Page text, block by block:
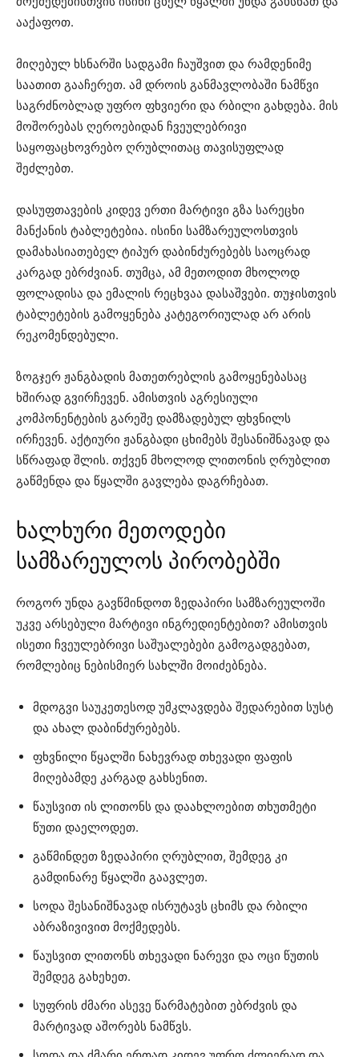
ააქაფოთ.
მიღებულ ხსნარში სადგამი ჩაუშვით და რამდენიმე
საათით გააჩერეთ. ამ დროის განმავლობაში ნამწვი
საგრძნობლად უფრო ფხვიერი და რბილი გახდება. მის
მოშორებას ღეროებიდან ჩვეულებრივი
საყოფაცხოვრებო ღრუბლითაც თავისუფლად
შეძლებთ.
დასუფთავების კიდევ ერთი მარტივი გზა სარეცხი
მანქანის ტაბლეტებია. ისინი სამზარეულოსთვის
დამახასიათებელ ტიპურ დაბინძურებებს საოცრად
კარგად ებრძვიან. თუმცა, ამ მეთოდით მხოლოდ
ფოლადისა და ემალის რეცხვაა დასაშვები. თუჯისთვის
ტაბლეტების გამოყენება კატეგორიულად არ არის
რეკომენდებული.
ზოგჯერ ჟანგბადის მათეთრებლის გამოყენებასაც
ხშირად გვირჩევენ. ამისთვის აგრესიული
კომპონენტების გარეშე დამზადებულ ფხვნილს
ირჩევენ. აქტიური ჟანგბადი ცხიმებს შესანიშნავად და
სწრაფად შლის. თქვენ მხოლოდ ლითონის ღრუბლით
გაწმენდა და წყალში გავლება დაგრჩებათ.
ხალხური მეთოდები
სამზარეულოს პირობებში
როგორ უნდა გავწმინდოთ ზედაპირი სამზარეულოში
უკვე არსებული მარტივი ინგრედიენტებით? ამისთვის
ისეთი ჩვეულებრივი საშუალებები გამოგადგებათ,
რომლებიც ნებისმიერ სახლში მოიძებნება.
მდოგვი საუკეთესოდ უმკლავდება შედარებით სუსტ
და ახალ დაბინძურებებს.
ფხვნილი წყალში ნახევრად თხევადი ფაფის
მიღებამდე კარგად გახსენით.
წაუსვით ის ლითონს და დაახლოებით თხუთმეტი
წუთი დაელოდეთ.
გაწმინდეთ ზედაპირი ღრუბლით, შემდეგ კი
გამდინარე წყალში გაავლეთ.
სოდა შესანიშნავად ისრუტავს ცხიმს და რბილი
აბრაზივივით მოქმედებს.
წაუსვით ლითონს თხევადი ნარევი და ოცი წუთის
შემდეგ გახეხეთ.
სუფრის ძმარი ასევე წარმატებით ებრძვის და
მარტივად აშორებს ნამწვს.